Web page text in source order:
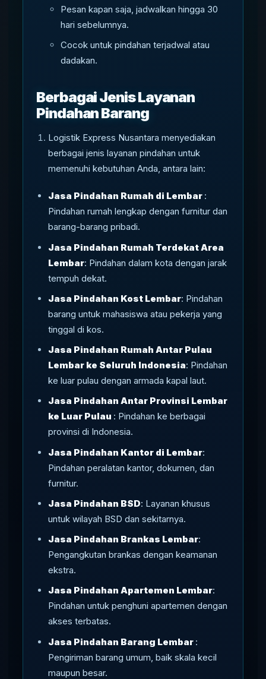
Pesan kapan saja, jadwalkan hingga 30
hari sebelumnya.
Cocok untuk pindahan terjadwal atau
dadakan.
Berbagai Jenis Layanan
Pindahan Barang
Logistik Express Nusantara menyediakan
berbagai jenis layanan pindahan untuk
memenuhi kebutuhan Anda, antara lain:
Jasa Pindahan Rumah di Lembar :
Pindahan rumah lengkap dengan furnitur dan
barang-barang pribadi.
Jasa Pindahan Rumah Terdekat Area
Lembar: Pindahan dalam kota dengan jarak
tempuh dekat.
Jasa Pindahan Kost Lembar: Pindahan
barang untuk mahasiswa atau pekerja yang
tinggal di kos.
Jasa Pindahan Rumah Antar Pulau
Lembar ke Seluruh Indonesia: Pindahan
ke luar pulau dengan armada kapal laut.
Jasa Pindahan Antar Provinsi Lembar
ke Luar Pulau : Pindahan ke berbagai
provinsi di Indonesia.
Jasa Pindahan Kantor di Lembar:
Pindahan peralatan kantor, dokumen, dan
furnitur.
Jasa Pindahan BSD: Layanan khusus
untuk wilayah BSD dan sekitarnya.
Jasa Pindahan Brankas Lembar:
Pengangkutan brankas dengan keamanan
ekstra.
Jasa Pindahan Apartemen Lembar:
Pindahan untuk penghuni apartemen dengan
akses terbatas.
Jasa Pindahan Barang Lembar :
Pengiriman barang umum, baik skala kecil
maupun besar.